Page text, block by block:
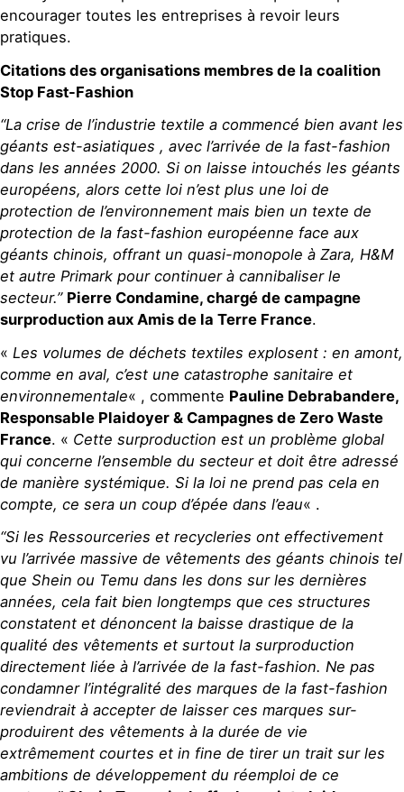
encourager toutes les entreprises à revoir leurs
pratiques.
Citations des organisations membres de la coalition
Stop Fast-Fashion
“La crise de l’industrie textile a commencé bien avant les
géants est-asiatiques , avec l’arrivée de la fast-fashion
dans les années 2000. Si on laisse intouchés les géants
européens, alors cette loi n’est plus une loi de
protection de l’environnement mais bien un texte de
protection de la fast-fashion européenne face aux
géants chinois, offrant un quasi-monopole à Zara, H&M
et autre Primark pour continuer à cannibaliser le
secteur.” Pierre Condamine, chargé de campagne
surproduction aux Amis de la Terre France.
« Les volumes de déchets textiles explosent : en amont,
comme en aval, c’est une catastrophe sanitaire et
environnementale« , commente Pauline Debrabandere,
Responsable Plaidoyer & Campagnes de Zero Waste
France. « Cette surproduction est un problème global
qui concerne l’ensemble du secteur et doit être adressé
de manière systémique. Si la loi ne prend pas cela en
compte, ce sera un coup d’épée dans l’eau« .
“Si les Ressourceries et recycleries ont effectivement
vu l’arrivée massive de vêtements des géants chinois tel
que Shein ou Temu dans les dons sur les dernières
années, cela fait bien longtemps que ces structures
constatent et dénoncent la baisse drastique de la
qualité des vêtements et surtout la surproduction
directement liée à l’arrivée de la fast-fashion. Ne pas
condamner l’intégralité des marques de la fast-fashion
reviendrait à accepter de laisser ces marques sur-
produirent des vêtements à la durée de vie
extrêmement courtes et in fine de tirer un trait sur les
ambitions de développement du réemploi de ce